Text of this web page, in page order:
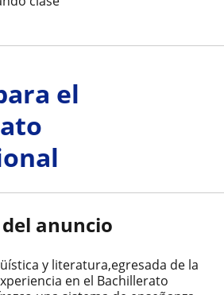
el
anuncio
y literatura,egresada de la
en el Bachillerato